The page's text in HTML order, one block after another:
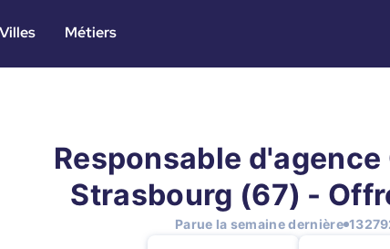
Villes Métiers
Responsable d'agence
Strasbourg (67) -
Parue la semaine dernière